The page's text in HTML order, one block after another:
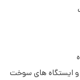
و ایستگاه های سوخت